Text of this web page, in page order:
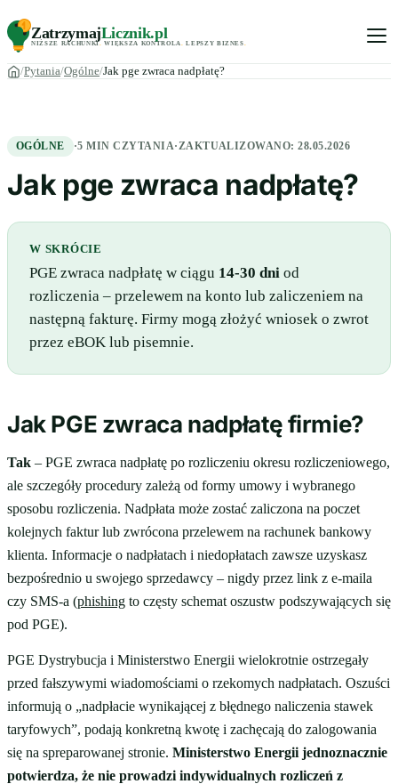
ZatrzymajLicznik.pl
NIŻSZE RACHUNKI. WIĘKSZA KONTROLA LEPSZY BIZNES
Pytania Ogólne Jak pge zwraca nadpłatę?
OGÓLNE ·5 MIN CZYTANIA·ZAKTUALIZOWANO:28.05.2026
Jak pge zwraca nadpłatę?
W SKRÓCIE
PGE zwraca nadpłatę w ciągu 14-30 dni od
rozliczenia – przelewem na konto lub zaliczeniem na
następną fakturę. Firmy mogą złożyć wniosek o zwrot
przez eBOK lub pisemnie.
Jak PGE zwraca nadpłatę firmie?
Tak – PGE zwraca nadpłatę po rozliczeniu okresu rozliczeniowego,
ale szczegóły procedury zależą od formy umowy i wybranego
sposobu rozliczenia. Nadpłata może zostać zaliczona na poczet
kolejnych faktur lub zwrócona przelewem na rachunek bankowy
klienta. Informacje o nadpłatach i niedopłatach zawsze uzyskasz
bezpośrednio u swojego sprzedawcy – nigdy przez link z e-maila
czy SMS-a (phishing to częsty schemat oszustw podszywających się
pod PGE).
PGE Dystrybucja i Ministerstwo Energii wielokrotnie ostrzegały
przed fałszywymi wiadomościami o rzekomych nadpłatach. Oszuści
informują o „nadpłacie wynikającej z błędnego naliczenia stawek
taryfowych”, podają konkretną kwotę i zachęcają do zalogowania
się na spreparowanej stronie. Ministerstwo Energii jednoznacznie
potwierdza, że nie prowadzi indywidualnych rozliczeń z